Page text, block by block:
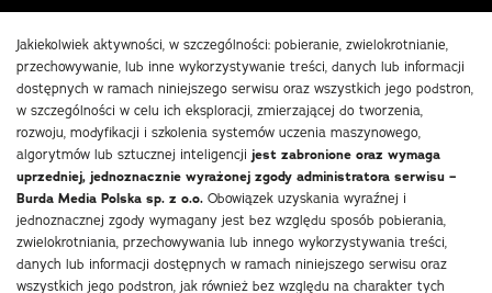
Jakiekolwiek aktywności, w szczególności: pobieranie, zwielokrotnianie,
przechowywanie, lub inne wykorzystywanie treści, danych lub informacji
dostępnych w ramach niniejszego serwisu oraz wszystkich jego podstron,
w szczególności w celu ich eksploracji, zmierzającej do tworzenia,
rozwoju, modyfikacji i szkolenia systemów uczenia maszynowego,
algorytmów lub sztucznej inteligencji jest zabronione oraz wymaga
uprzedniej, jednoznacznie wyrażonej zgody administratora serwisu –
Burda Media Polska sp. z o.o. Obowiązek uzyskania wyraźnej i
jednoznacznej zgody wymagany jest bez względu sposób pobierania,
zwielokrotniania, przechowywania lub innego wykorzystywania treści,
danych lub informacji dostępnych w ramach niniejszego serwisu oraz
wszystkich jego podstron, jak również bez względu na charakter tych